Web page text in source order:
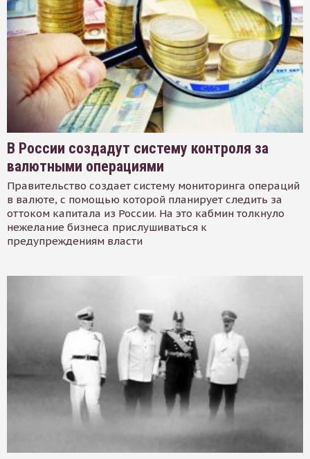
В России создадут систему контроля за
валютными операциями
Правительство создает систему мониторинга операций
в валюте, с помощью которой планирует следить за
оттоком капитала из России. На это кабмин толкнуло
нежелание бизнеса прислушиваться к
предупреждениям власти